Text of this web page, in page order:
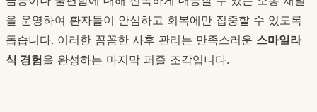
을 운영하여 환자들이 안심하고 회복에만 집중할 수 있도록
돕습니다. 이러한 꼼꼼한 사후 관리는 만족스러운 스마일라
식 경험을 완성하는 마지막 퍼즐 조각입니다.